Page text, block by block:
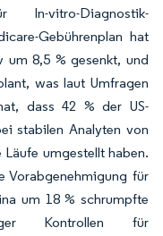
vitro-Diagnostik-
Gebührenplan hat
um 8,5 % gesenkt, und
was laut Umfragen
dass 42 % der US-
stabilen Analyten von
umgestellt haben.
Vorabgenehmigung für
um 18 % schrumpfte
Kontrollen für